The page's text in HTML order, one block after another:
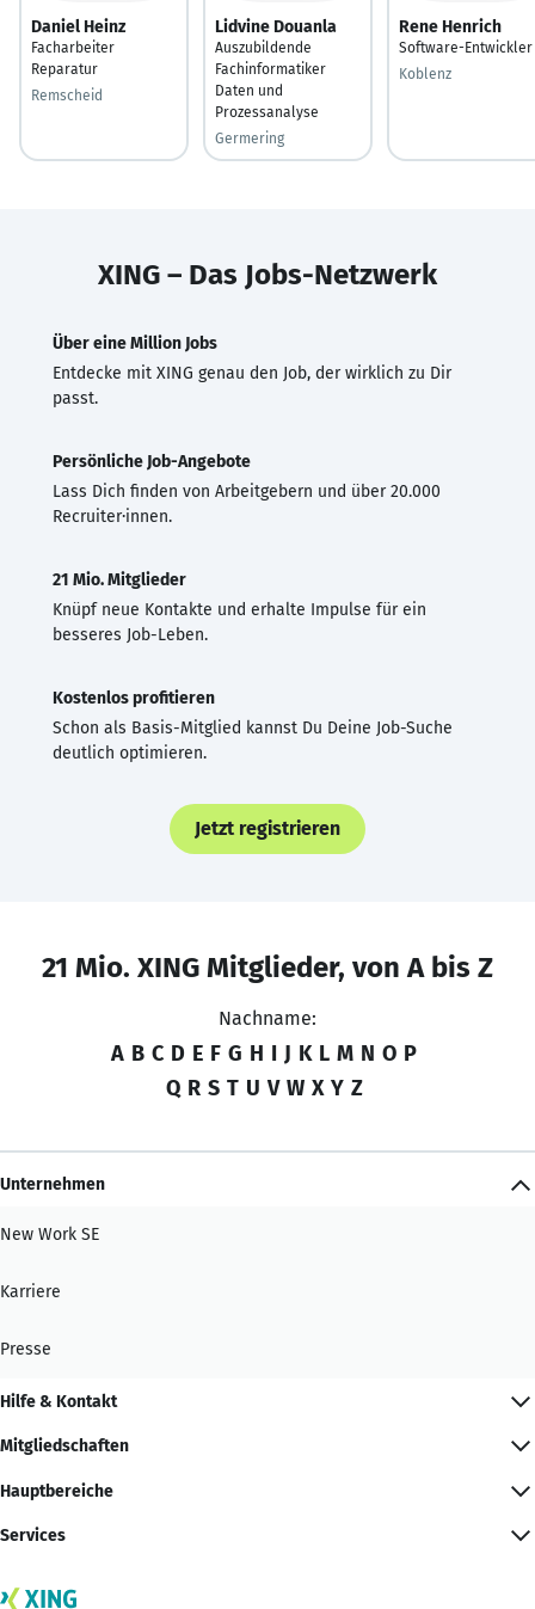
Daniel Heinz
Facharbeiter
Reparatur
Remscheid
Lidvine Douanla
Auszubildende
Fachinformatiker
Daten und
Prozessanalyse
Germering
Rene Henrich
Software-Entwickler
Koblenz
XING – Das Jobs-Netzwerk
Über eine Million Jobs
Entdecke mit XING genau den Job, der wirklich zu Dir
passt.
Persönliche Job-Angebote
Lass Dich finden von Arbeitgebern und über 20.000
Recruiter·innen.
21 Mio. Mitglieder
Knüpf neue Kontakte und erhalte Impulse für ein
besseres Job-Leben.
Kostenlos profitieren
Schon als Basis-Mitglied kannst Du Deine Job-Suche
deutlich optimieren.
Jetzt registrieren
21 Mio. XING Mitglieder, von A bis Z
Nachname:
A B C D E F G H I J K L M N O P
Q R S T U V W X Y Z
Unternehmen
New Work SE
Karriere
Presse
Hilfe & Kontakt
Mitgliedschaften
Hauptbereiche
Services